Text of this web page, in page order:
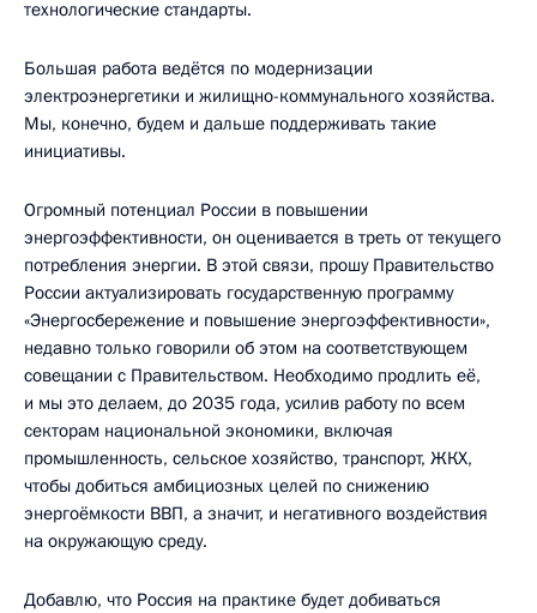
технологические стандарты.
Большая работа ведётся по модернизации
электроэнергетики и жилищно-коммунального хозяйства.
Мы, конечно, будем и дальше поддерживать такие
инициативы.
Огромный потенциал России в повышении
энергоэффективности, он оценивается в треть от текущего
потребления энергии. В этой связи, прошу Правительство
России актуализировать государственную программу
«Энергосбережение и повышение энергоэффективности»,
недавно только говорили об этом на соответствующем
совещании с Правительством. Необходимо продлить её,
и мы это делаем, до 2035 года, усилив работу по всем
секторам национальной экономики, включая
промышленность, сельское хозяйство, транспорт, ЖКХ,
чтобы добиться амбициозных целей по снижению
энергоёмкости ВВП, а значит, и негативного воздействия
на окружающую среду.
Добавлю, что Россия на практике будет добиваться